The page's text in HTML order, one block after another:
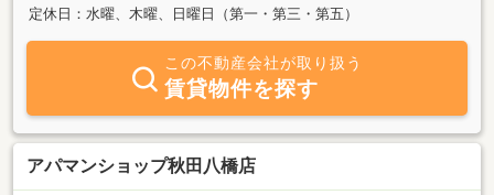
定休日：水曜、木曜、日曜日（第一・第三・第五）
この不動産会社が取り扱う
賃貸物件を探す
アパマンショップ秋田八橋店